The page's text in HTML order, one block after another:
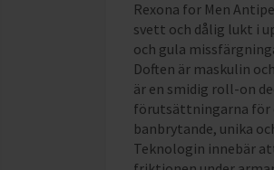
Rexona for Men
svett och dålig lukt i
och gula
Doften är maskulin
är en smidig roll-on
förutsättningarna för
banbrytande, unika
Teknologin innebär